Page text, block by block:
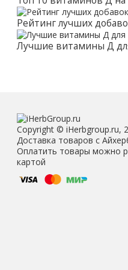
Рейтинг лучших
Лучшие витамины Д
Copyright © iHerbgroup.ru,
Доставка товаров с
Оплатить товары можно
картой